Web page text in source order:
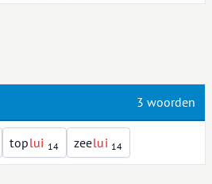
3 woorden
toplui 14 zeelui 14